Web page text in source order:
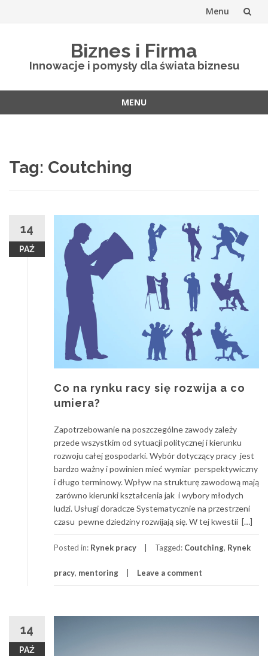
Menu
Biznes i Firma
Innowacje i pomysły dla świata biznesu
MENU
Tag: Coutching
14
PAŹ
Co na rynku racy się rozwija a co
umiera?
Zapotrzebowanie na poszczególne zawody zależy
przede wszystkim od sytuacji politycznej i kierunku
rozwoju całej gospodarki. Wybór dotyczący pracy jest
bardzo ważny i powinien mieć wymiar perspektywiczny
i długo terminowy. Wpływ na strukturę zawodową mają
zarówno kierunki kształcenia jak i wybory młodych
ludzi. Usługi doradcze Systematycznie na przestrzeni
czasu pewne dziedziny rozwijają się. W tej kwestii […]
Posted in: Rynek pracy Tagged: Coutching, Rynek
pracy, mentoring Leave a comment
14
PAŹ